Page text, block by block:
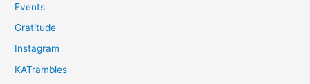
Events
Gratitude
Instagram
KATrambles